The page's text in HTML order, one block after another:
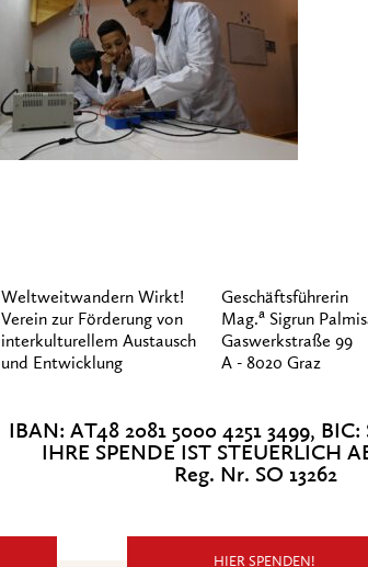
Weltweitwandern Wirkt!
Verein zur Förderung von
interkulturellem Austausch
und Entwicklung
Geschäftsführerin
Mag.a Sigrun
Gaswerkstraße 99
A - 8020 Graz
IBAN: AT48 2081 5000 4251 3499, BIC:
IHRE SPENDE IST STEUERLICH
Reg. Nr. SO 13262
HIER SPENDEN!